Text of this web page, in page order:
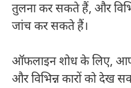
तुलना कर सकते हैं, और
जांच कर सकते हैं।
ऑफलाइन शोध के लिए,
और विभिन्न कारों को देख